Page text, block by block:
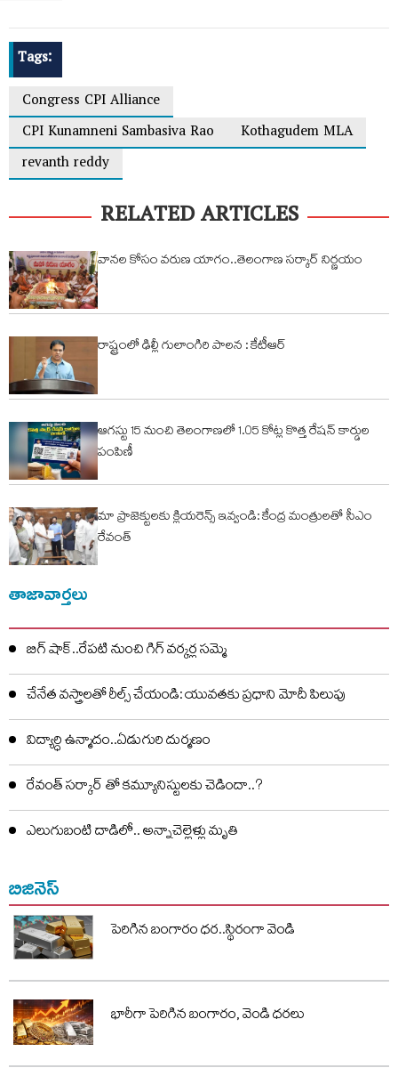
Tags:
Congress CPI Alliance
CPI Kunamneni Sambasiva Rao
Kothagudem MLA
revanth reddy
RELATED ARTICLES
వానల కోసం వరుణ యాగం..తెలంగాణ సర్కార్ నిర్ణయం
రాష్ట్రంలో ఢిల్లీ గులాంగిరి పాలన : కేటీఆర్
ఆగస్టు 15 నుంచి తెలంగాణలో 1.05 కోట్ల కొత్త రేషన్ కార్డుల
పంపిణీ
మా ప్రాజెక్టులకు క్లియరెన్స్ ఇవ్వండి: కేంద్ర మంత్రులతో సీఎం
రేవంత్
తాజావార్తలు
బిగ్ షాక్..రేపటి నుంచి గిగ్ వర్కర్ల సమ్మె
చేనేత వస్త్రాలతో రీల్స్ చేయండి: యువతకు ప్రధాని మోదీ పిలుపు
విద్యార్ధి ఉన్మాదం..ఏడుగురి దుర్మణం
రేవంత్ సర్కార్ తో కమ్యూనిస్టులకు చెడిందా..?
ఎలుగుబంటి దాడిలో.. అన్నాచెల్లెళ్లు మృతి
బిజినెస్
పెరిగిన బంగారం ధర..స్థిరంగా వెండి
భారీగా పెరిగిన బంగారం, వెండి ధరలు